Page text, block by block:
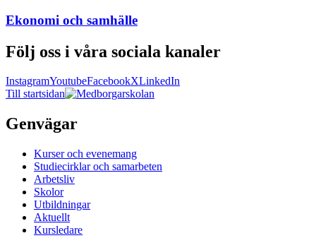
Ekonomi och samhälle
Följ oss i våra sociala kanaler
InstagramYoutubeFacebookXLinkedIn
Till startsidan
Genvägar
Kurser och evenemang
Studiecirklar och samarbeten
Arbetsliv
Skolor
Utbildningar
Aktuellt
Kursledare